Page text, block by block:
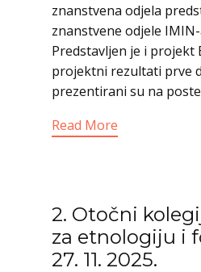
znanstvena odjela
znanstvene odjele
Predstavljen je i projekt
projektni rezultati prve
prezentirani su na
Read More
2. Otočni
za etnologiju i
27. 11. 2025.